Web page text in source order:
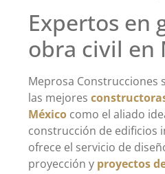
Expertos en
obra civil en
Meprosa Construcciones
las mejores
México como el aliado
construcción de edificios
ofrece el servicio de
proyección y proyectos